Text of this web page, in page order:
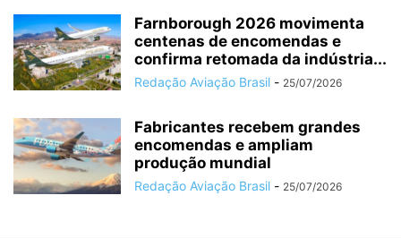
Farnborough 2026 movimenta
centenas de encomendas e
confirma retomada da indústria...
Redação Aviação Brasil - 25/07/2026
Fabricantes recebem grandes
encomendas e ampliam
produção mundial
Redação Aviação Brasil - 25/07/2026